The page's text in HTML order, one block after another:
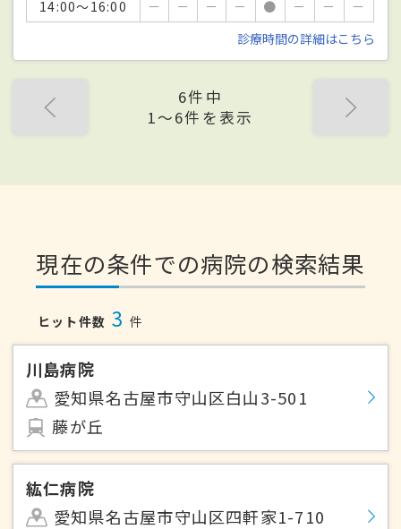
14:00～16:00
－ － － － ● － －
－
診療時間の詳細はこちら
6件中
1〜6件を表示
現在の条件での病院の検索結果
ヒット件数 3 件
川島病院
愛知県名古屋市守山区白山3-501
藤が丘
紘仁病院
愛知県名古屋市守山区四軒家1-710